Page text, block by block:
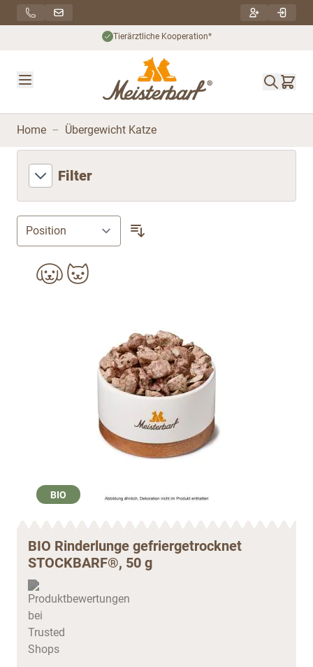
Direkt zum Inhalt
Tierärztliche Kooperation*
Home – Übergewicht Katze
Filter
BIO
BIO Rinderlunge gefriergetrocknet
STOCKBARF®, 50 g